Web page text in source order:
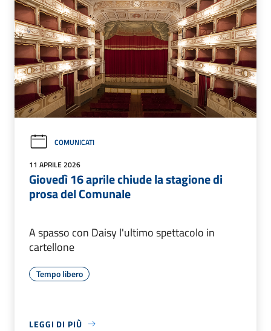
COMUNICATI
11 APRILE 2026
Giovedì 16 aprile chiude la stagione di
prosa del Comunale
A spasso con Daisy l'ultimo spettacolo in
cartellone
Tempo libero
LEGGI DI PIÙ